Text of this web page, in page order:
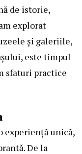
de istorie,
explorat
și galeriile,
este timpul
sfaturi practice
experiență unică,
De la